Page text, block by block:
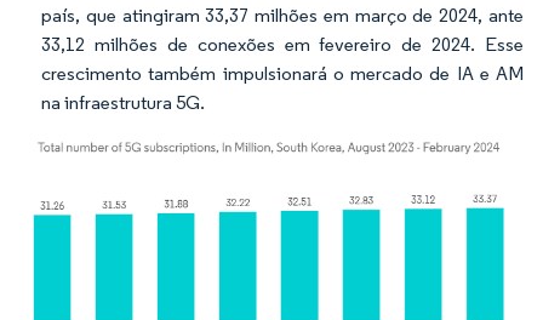
país, que atingiram 33,37 milhões em março de 2024, ante
33,12 milhões de conexões em fevereiro de 2024. Esse
crescimento também impulsionará o mercado de IA e AM
na infraestrutura 5G.